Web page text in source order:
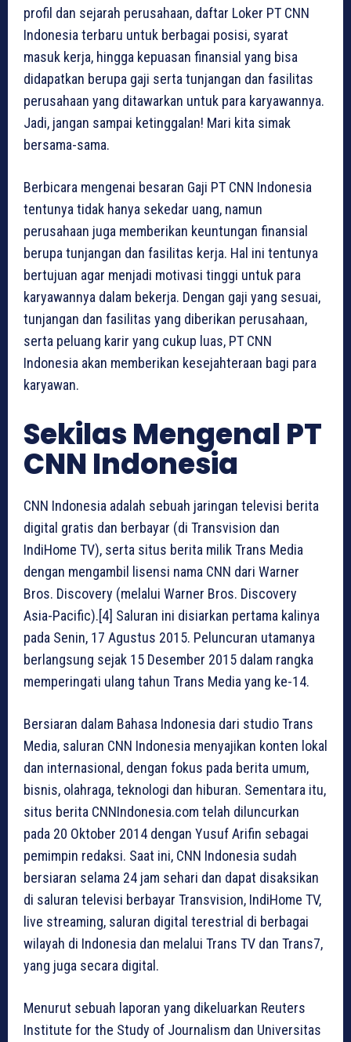
profil dan sejarah perusahaan, daftar Loker PT CNN
Indonesia terbaru untuk berbagai posisi, syarat
masuk kerja, hingga kepuasan finansial yang bisa
didapatkan berupa gaji serta tunjangan dan fasilitas
perusahaan yang ditawarkan untuk para karyawannya.
Jadi, jangan sampai ketinggalan! Mari kita simak
bersama-sama.
Berbicara mengenai besaran Gaji PT CNN Indonesia
tentunya tidak hanya sekedar uang, namun
perusahaan juga memberikan keuntungan finansial
berupa tunjangan dan fasilitas kerja. Hal ini tentunya
bertujuan agar menjadi motivasi tinggi untuk para
karyawannya dalam bekerja. Dengan gaji yang sesuai,
tunjangan dan fasilitas yang diberikan perusahaan,
serta peluang karir yang cukup luas, PT CNN
Indonesia akan memberikan kesejahteraan bagi para
karyawan.
Sekilas Mengenal PT
CNN Indonesia
CNN Indonesia adalah sebuah jaringan televisi berita
digital gratis dan berbayar (di Transvision dan
IndiHome TV), serta situs berita milik Trans Media
dengan mengambil lisensi nama CNN dari Warner
Bros. Discovery (melalui Warner Bros. Discovery
Asia-Pacific).[4] Saluran ini disiarkan pertama kalinya
pada Senin, 17 Agustus 2015. Peluncuran utamanya
berlangsung sejak 15 Desember 2015 dalam rangka
memperingati ulang tahun Trans Media yang ke-14.
Bersiaran dalam Bahasa Indonesia dari studio Trans
Media, saluran CNN Indonesia menyajikan konten lokal
dan internasional, dengan fokus pada berita umum,
bisnis, olahraga, teknologi dan hiburan. Sementara itu,
situs berita CNNIndonesia.com telah diluncurkan
pada 20 Oktober 2014 dengan Yusuf Arifin sebagai
pemimpin redaksi. Saat ini, CNN Indonesia sudah
bersiaran selama 24 jam sehari dan dapat disaksikan
di saluran televisi berbayar Transvision, IndiHome TV,
live streaming, saluran digital terestrial di berbagai
wilayah di Indonesia dan melalui Trans TV dan Trans7,
yang juga secara digital.
Menurut sebuah laporan yang dikeluarkan Reuters
Institute for the Study of Journalism dan Universitas